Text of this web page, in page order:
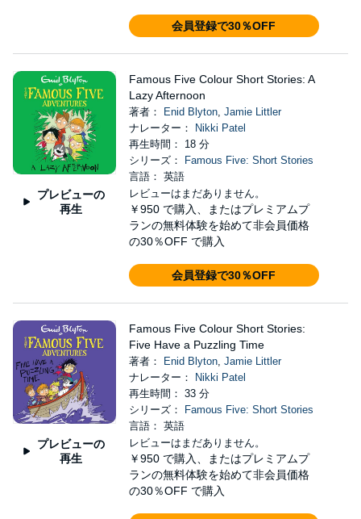
会員登録で30％OFF
プレビューの
再生
Famous Five Colour Short Stories: A
Lazy Afternoon
著者： Enid Blyton, Jamie Littler
ナレーター：
Nikki Patel
再生時間： 18 分
シリーズ：
Famous Five: Short Stories
言語： 英語
レビューはまだありません。
￥950 で購入、またはプレミアムプ
ランの無料体験を始めて非会員価格
の30％OFF で購入
会員登録で30％OFF
プレビューの
再生
Famous Five Colour Short Stories:
Five Have a Puzzling Time
著者： Enid Blyton, Jamie Littler
ナレーター：
Nikki Patel
再生時間： 33 分
シリーズ：
Famous Five: Short Stories
言語： 英語
レビューはまだありません。
￥950 で購入、またはプレミアムプ
ランの無料体験を始めて非会員価格
の30％OFF で購入